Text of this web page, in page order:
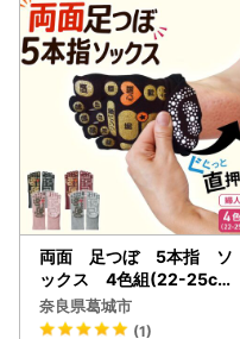
両面 足つぼ 5本指 ソ
ックス 4色組(22-25cm
)／靴下 日用品 ツボ
健康 美容 マッサージ
奈良県葛城市
(1)